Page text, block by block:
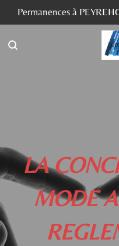
Passer
au
contenu
Permanences à
LA
MODE